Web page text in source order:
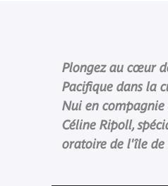
Plongez au cœur
Pacifique dans la
Nui en compagnie
Céline Ripoll,
oratoire de l'île de